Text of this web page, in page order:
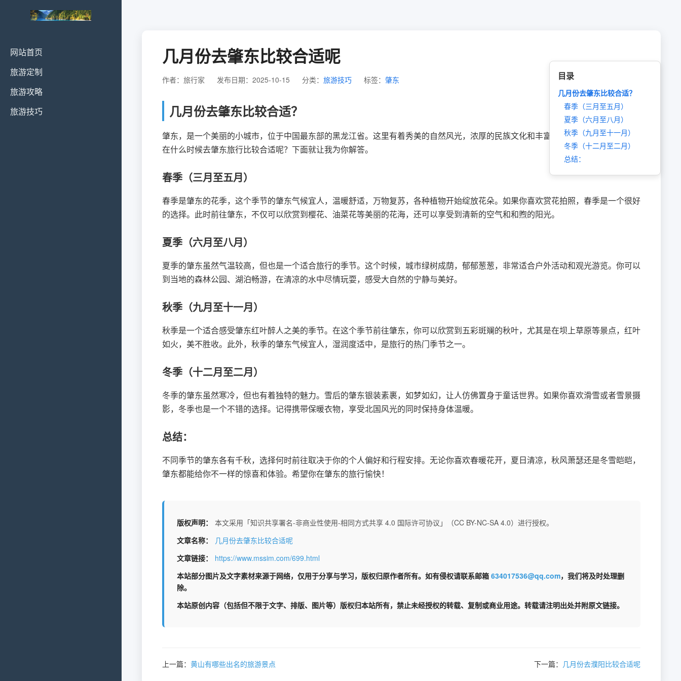
网站首页
旅游定制
旅游攻略
旅游技巧
几月份去肇东比较合适呢
作者：旅行家 发布日期：2025-10-15 分类： 旅游技巧 标签： 肇东
几月份去肇东比较合适？
肇东，是一个美丽的小城市，位于中国最东部的黑龙江省。这里有着秀美的自然风光，浓厚的民族文化和丰富的美食。那么，到底应该
在什么时候去肇东旅行比较合适呢？下面就让我为你解答。
春季（三月至五月）
春季是肇东的花季，这个季节的肇东气候宜人，温暖舒适，万物复苏，各种植物开始绽放花朵。如果你喜欢赏花拍照，春季是一个很好
的选择。此时前往肇东，不仅可以欣赏到樱花、油菜花等美丽的花海，还可以享受到清新的空气和和煦的阳光。
夏季（六月至八月）
夏季的肇东虽然气温较高，但也是一个适合旅行的季节。这个时候，城市绿树成荫，郁郁葱葱，非常适合户外活动和观光游览。你可以
到当地的森林公园、湖泊畅游，在清凉的水中尽情玩耍，感受大自然的宁静与美好。
秋季（九月至十一月）
秋季是一个适合感受肇东红叶醉人之美的季节。在这个季节前往肇东，你可以欣赏到五彩斑斓的秋叶，尤其是在坝上草原等景点，红叶
如火，美不胜收。此外，秋季的肇东气候宜人，湿润度适中，是旅行的热门季节之一。
冬季（十二月至二月）
冬季的肇东虽然寒冷，但也有着独特的魅力。雪后的肇东银装素裹，如梦如幻，让人仿佛置身于童话世界。如果你喜欢滑雪或者雪景摄
影，冬季也是一个不错的选择。记得携带保暖衣物，享受北国风光的同时保持身体温暖。
总结：
不同季节的肇东各有千秋，选择何时前往取决于你的个人偏好和行程安排。无论你喜欢春暖花开，夏日清凉，秋风萧瑟还是冬雪皑皑，
肇东都能给你不一样的惊喜和体验。希望你在肇东的旅行愉快！
版权声明：
本文采用「知识共享署名-非商业性使用-相同方式共享 4.0 国际许可协议」（CC BY-NC-SA 4.0）进行授权。
文章名称：
几月份去肇东比较合适呢
文章链接：
https://www.mssim.com/699.html
本站部分图片及文字素材来源于网络，仅用于分享与学习，版权归原作者所有。如有侵权请联系邮箱 634017536@qq.com，我们将及时处理删
除。
本站原创内容（包括但不限于文字、排版、图片等）版权归本站所有，禁止未经授权的转载、复制或商业用途。转载请注明出处并附原文链接。
上一篇： 黄山有哪些出名的旅游景点 下一篇： 几月份去濮阳比较合适呢
目录
几月份去肇东比较合适？
春季（三月至五月）
夏季（六月至八月）
秋季（九月至十一月）
冬季（十二月至二月）
总结：